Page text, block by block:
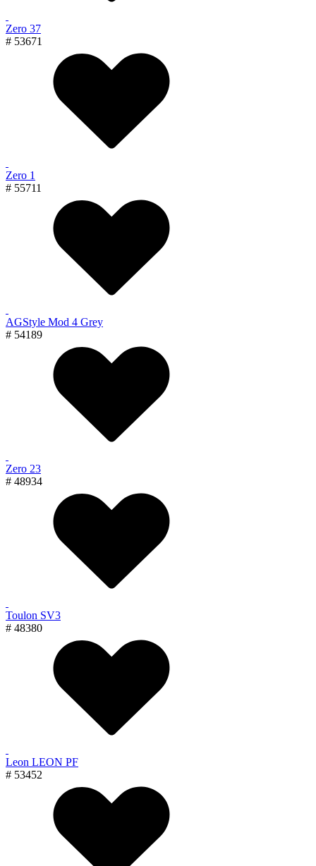
Zero 37
# 53671
Zero 1
# 55711
AGStyle Mod 4 Grey
# 54189
Zero 23
# 48934
Toulon SV3
# 48380
Leon LEON PF
# 53452